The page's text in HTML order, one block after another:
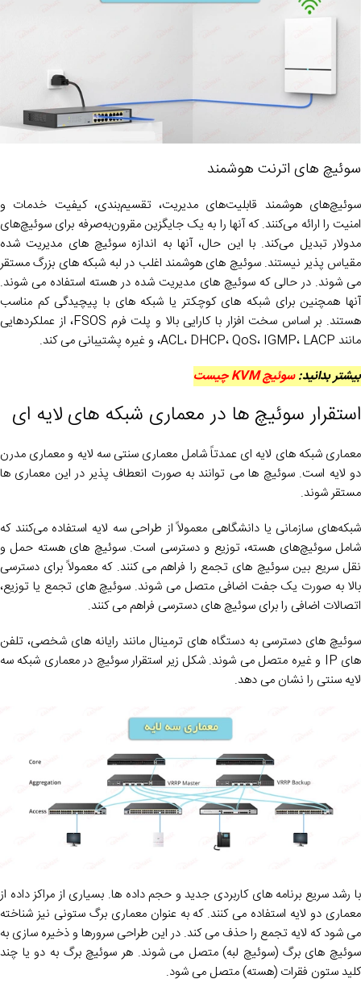
سوئیچ های اترنت هوشمند
سوئیچ‌های هوشمند قابلیت‌های مدیریت، تقسیم‌بندی، کیفیت خدمات و
امنیت را ارائه می‌کنند. که آنها را به یک جایگزین مقرون‌به‌صرفه برای سوئیچ‌های
مدولار تبدیل می‌کند. با این حال، آنها به اندازه سوئیچ های مدیریت شده
مقیاس پذیر نیستند. سوئیچ های هوشمند اغلب در لبه شبکه های بزرگ مستقر
می شوند. در حالی که سوئیچ های مدیریت شده در هسته استفاده می شوند.
آنها همچنین برای شبکه های کوچکتر یا شبکه های با پیچیدگی کم مناسب
هستند. بر اساس سخت افزار با کارایی بالا و پلت فرم FSOS، از عملکردهایی
مانند ACL، DHCP، QoS، IGMP، LACP، و غیره پشتیبانی می کند.
بیشتر بدانید:سوئیچ KVM چیست
استقرار سوئیچ ها در معماری شبکه های لایه ای
معماری شبکه های لایه ای عمدتاً شامل معماری سنتی سه لایه و معماری مدرن
دو لایه است. سوئیچ ها می توانند به صورت انعطاف پذیر در این معماری ها
مستقر شوند.
شبکه‌های سازمانی یا دانشگاهی معمولاً از طراحی سه لایه استفاده می‌کنند که
شامل سوئیچ‌های هسته، توزیع و دسترسی است. سوئیچ های هسته حمل و
نقل سریع بین سوئیچ های تجمع را فراهم می کنند. که معمولاً برای دسترسی
بالا به صورت یک جفت اضافی متصل می شوند. سوئیچ های تجمع یا توزیع،
اتصالات اضافی را برای سوئیچ های دسترسی فراهم می کنند.
سوئیچ های دسترسی به دستگاه های ترمینال مانند رایانه های شخصی، تلفن
های IP و غیره متصل می شوند. شکل زیر استقرار سوئیچ در معماری شبکه سه
لایه سنتی را نشان می دهد.
با رشد سریع برنامه های کاربردی جدید و حجم داده ها. بسیاری از مراکز داده از
معماری دو لایه استفاده می کنند. که به عنوان معماری برگ ستونی نیز شناخته
می شود که لایه تجمع را حذف می کند. در این طراحی سرورها و ذخیره سازی به
سوئیچ های برگ (سوئیچ لبه) متصل می شوند. هر سوئیچ برگ به دو یا چند
کلید ستون فقرات (هسته) متصل می شود.